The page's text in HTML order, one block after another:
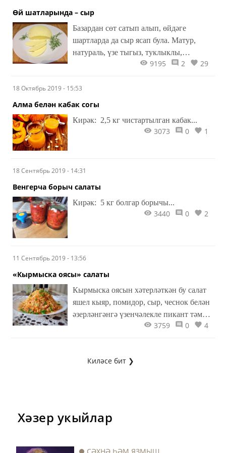
Өй шатларында – сыр
Базардан сөт сатып алып, өйдәге
шартларда да сыр ясап була. Матур,
натураль, үзе тыгыз, туклыклы,
телемнәргә кискәндә дә әйбәт киселә,
хәтерләтә. Бутербродларга менә дигән!
9195 2 29
18 Октябрь 2019 - 15:53
Алма белән кабак согы
Кирәк: 2,5 кг чистартылган кабак...
3073 0 1
18 Сентябрь 2019 - 14:31
Венгерча борыч салаты
Кирәк: 5 кг болгар борычы...
3440 0 2
11 Сентябрь 2019 - 13:56
«Кырмыска оясы» салаты
Кырмыска оясын хәтерләткән бу салат
яшел кыяр, помидор, сыр, чеснок белән
әзерләнгәнгә үзенчәлекле пикант тәм
3759 0 4
Киләсе бит ❯
Хәзер укыйлар